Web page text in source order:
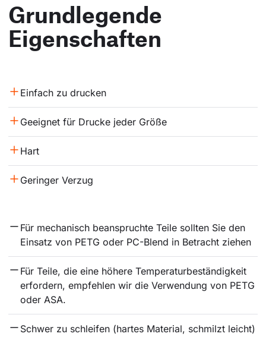
Grundlegende
Eigenschaften
Einfach zu drucken
Geeignet für Drucke jeder Größe
Hart
Geringer Verzug
Für mechanisch beanspruchte Teile sollten Sie den
Einsatz von PETG oder PC-Blend in Betracht ziehen
Für Teile, die eine höhere Temperaturbeständigkeit
erfordern, empfehlen wir die Verwendung von PETG
oder ASA.
Schwer zu schleifen (hartes Material, schmilzt leicht)